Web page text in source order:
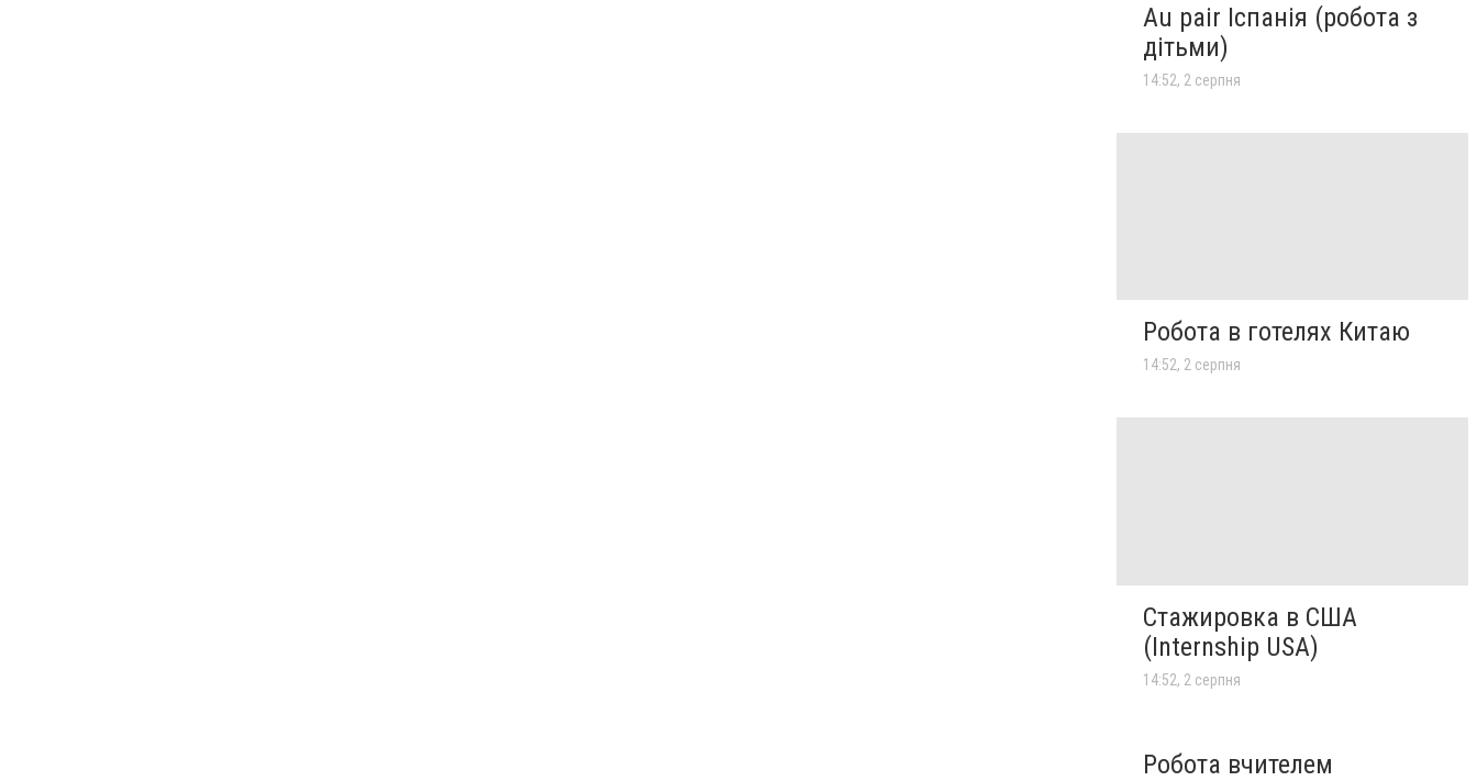
Au pair Іспанія (робота з
дітьми)
14:52, 2 серпня
Робота в готелях Китаю
14:52, 2 серпня
Стажировка в США
(Internship USA)
14:52, 2 серпня
Робота вчителем